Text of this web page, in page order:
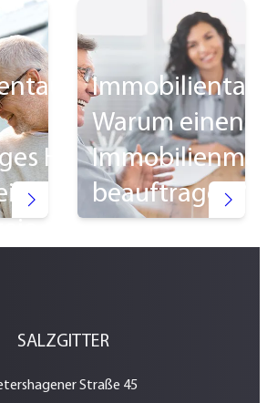
Haus
Warum einen
beauftragen?
SALZGITTER
Straße 45